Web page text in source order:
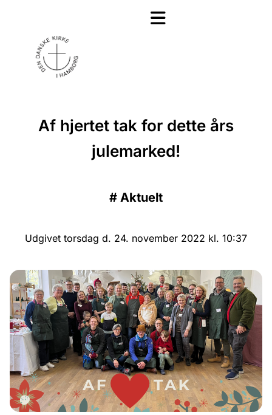
Af hjertet tak for dette års
julemarked!
# Aktuelt
Udgivet torsdag d. 24. november 2022 kl. 10:37